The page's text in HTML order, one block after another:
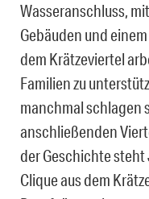
Wasseranschluss,
Gebäuden und
dem Krätzeviertel
Familien zu
manchmal schlagen
anschließenden
der Geschichte steht
Clique aus dem